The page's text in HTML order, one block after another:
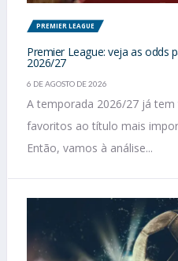
PREMIER LEAGUE
Premier League: veja as odds
2026/27
6 DE AGOSTO DE 2026
A temporada 2026/27 já
favoritos ao título mais
Então, vamos à análise...